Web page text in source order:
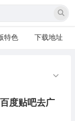
特色 下载地址
度贴吧去广